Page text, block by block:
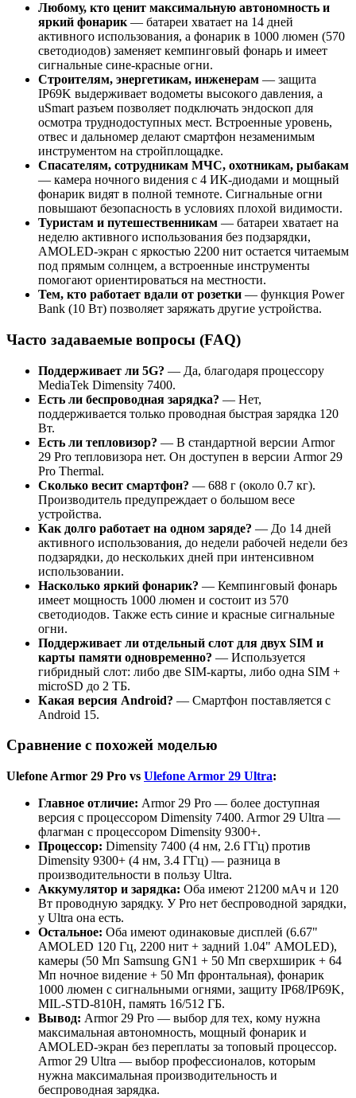
Любому, кто ценит максимальную автономность и
яркий фонарик — батареи хватает на 14 дней
активного использования, а фонарик в 1000 люмен (570
светодиодов) заменяет кемпинговый фонарь и имеет
сигнальные сине-красные огни.
Строителям, энергетикам, инженерам — защита
IP69K выдерживает водометы высокого давления, а
uSmart разъем позволяет подключать эндоскоп для
осмотра труднодоступных мест. Встроенные уровень,
отвес и дальномер делают смартфон незаменимым
инструментом на стройплощадке.
Спасателям, сотрудникам МЧС, охотникам, рыбакам
— камера ночного видения с 4 ИК-диодами и мощный
фонарик видят в полной темноте. Сигнальные огни
повышают безопасность в условиях плохой видимости.
Туристам и путешественникам — батареи хватает на
неделю активного использования без подзарядки,
AMOLED-экран с яркостью 2200 нит остается читаемым
под прямым солнцем, а встроенные инструменты
помогают ориентироваться на местности.
Тем, кто работает вдали от розетки — функция Power
Bank (10 Вт) позволяет заряжать другие устройства.
Часто задаваемые вопросы (FAQ)
Поддерживает ли 5G? — Да, благодаря процессору
MediaTek Dimensity 7400.
Есть ли беспроводная зарядка? — Нет,
поддерживается только проводная быстрая зарядка 120
Вт.
Есть ли тепловизор? — В стандартной версии Armor
29 Pro тепловизора нет. Он доступен в версии Armor 29
Pro Thermal.
Сколько весит смартфон? — 688 г (около 0.7 кг).
Производитель предупреждает о большом весе
устройства.
Как долго работает на одном заряде? — До 14 дней
активного использования, до недели рабочей недели без
подзарядки, до нескольких дней при интенсивном
использовании.
Насколько яркий фонарик? — Кемпинговый фонарь
имеет мощность 1000 люмен и состоит из 570
светодиодов. Также есть синие и красные сигнальные
огни.
Поддерживает ли отдельный слот для двух SIM и
карты памяти одновременно? — Используется
гибридный слот: либо две SIM-карты, либо одна SIM +
microSD до 2 ТБ.
Какая версия Android? — Смартфон поставляется с
Android 15.
Сравнение с похожей моделью
Ulefone Armor 29 Pro vs Ulefone Armor 29 Ultra:
Главное отличие: Armor 29 Pro — более доступная
версия с процессором Dimensity 7400. Armor 29 Ultra —
флагман с процессором Dimensity 9300+.
Процессор: Dimensity 7400 (4 нм, 2.6 ГГц) против
Dimensity 9300+ (4 нм, 3.4 ГГц) — разница в
производительности в пользу Ultra.
Аккумулятор и зарядка: Оба имеют 21200 мАч и 120
Вт проводную зарядку. У Pro нет беспроводной зарядки,
у Ultra она есть.
Остальное: Оба имеют одинаковые дисплей (6.67"
AMOLED 120 Гц, 2200 нит + задний 1.04" AMOLED),
камеры (50 Мп Samsung GN1 + 50 Мп сверхширик + 64
Мп ночное видение + 50 Мп фронтальная), фонарик
1000 люмен с сигнальными огнями, защиту IP68/IP69K,
MIL-STD-810H, память 16/512 ГБ.
Вывод: Armor 29 Pro — выбор для тех, кому нужна
максимальная автономность, мощный фонарик и
AMOLED-экран без переплаты за топовый процессор.
Armor 29 Ultra — выбор профессионалов, которым
нужна максимальная производительность и
беспроводная зарядка.